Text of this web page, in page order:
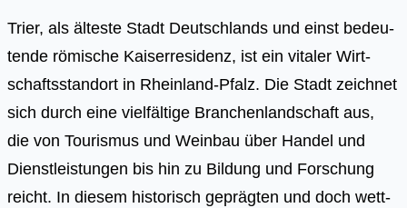
Trier, als ältes­te Stadt Deutsch­lands und einst bedeu­
ten­de römi­sche Kai­ser­re­si­denz, ist ein vita­ler Wirt­
schafts­stand­ort in Rhein­land-Pfalz. Die Stadt zeich­net
sich durch eine viel­fäl­ti­ge Bran­chen­land­schaft aus,
die von Tou­ris­mus und Wein­bau über Han­del und
Dienst­leis­tun­gen bis hin zu Bil­dung und For­schung
reicht. In die­sem his­to­risch gepräg­ten und doch wett­